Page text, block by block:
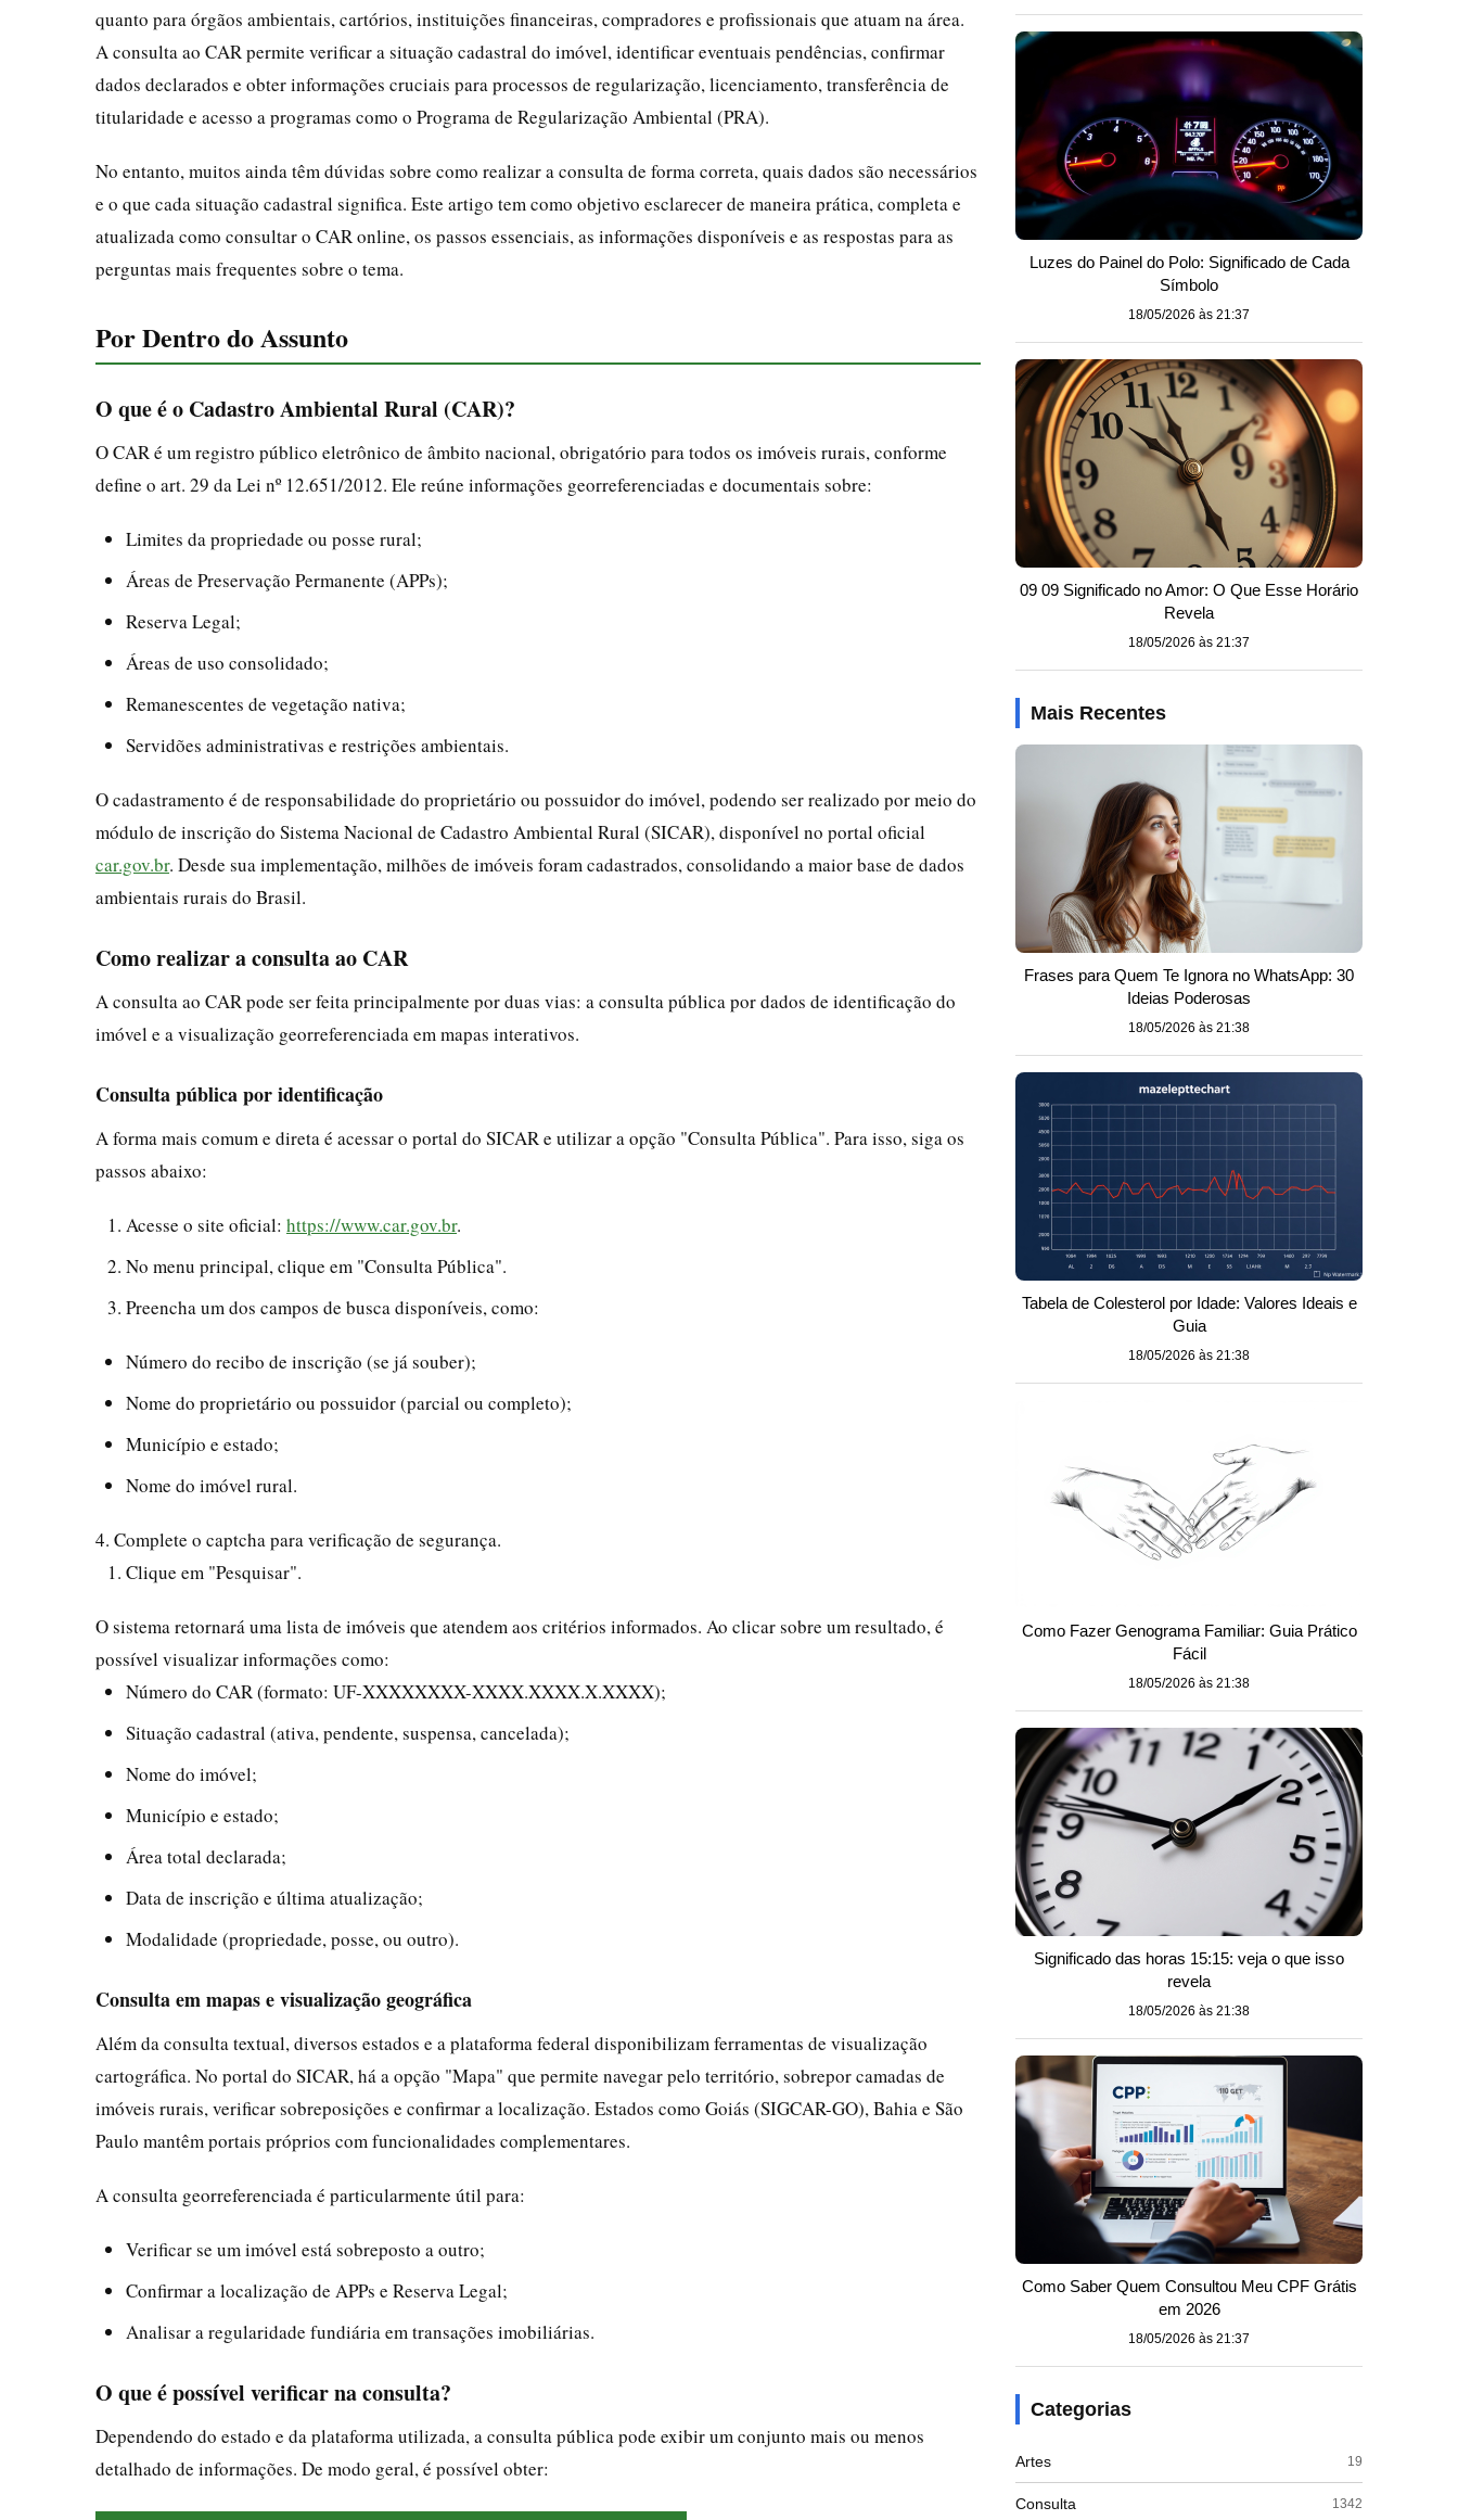
quanto para órgãos ambientais, cartórios, instituições financeiras, compradores e profissionais que atuam na área.
A consulta ao CAR permite verificar a situação cadastral do imóvel, identificar eventuais pendências, confirmar
dados declarados e obter informações cruciais para processos de regularização, licenciamento, transferência de
titularidade e acesso a programas como o Programa de Regularização Ambiental (PRA).
No entanto, muitos ainda têm dúvidas sobre como realizar a consulta de forma correta, quais dados são necessários
e o que cada situação cadastral significa. Este artigo tem como objetivo esclarecer de maneira prática, completa e
atualizada como consultar o CAR online, os passos essenciais, as informações disponíveis e as respostas para as
perguntas mais frequentes sobre o tema.
Por Dentro do Assunto
O que é o Cadastro Ambiental Rural (CAR)?
O CAR é um registro público eletrônico de âmbito nacional, obrigatório para todos os imóveis rurais, conforme
define o art. 29 da Lei nº 12.651/2012. Ele reúne informações georreferenciadas e documentais sobre:
Limites da propriedade ou posse rural;
Áreas de Preservação Permanente (APPs);
Reserva Legal;
Áreas de uso consolidado;
Remanescentes de vegetação nativa;
Servidões administrativas e restrições ambientais.
O cadastramento é de responsabilidade do proprietário ou possuidor do imóvel, podendo ser realizado por meio do
módulo de inscrição do Sistema Nacional de Cadastro Ambiental Rural (SICAR), disponível no portal oficial
car.gov.br. Desde sua implementação, milhões de imóveis foram cadastrados, consolidando a maior base de dados
ambientais rurais do Brasil.
Como realizar a consulta ao CAR
A consulta ao CAR pode ser feita principalmente por duas vias: a consulta pública por dados de identificação do
imóvel e a visualização georreferenciada em mapas interativos.
Consulta pública por identificação
A forma mais comum e direta é acessar o portal do SICAR e utilizar a opção "Consulta Pública". Para isso, siga os
passos abaixo:
Acesse o site oficial: https://www.car.gov.br.
No menu principal, clique em "Consulta Pública".
Preencha um dos campos de busca disponíveis, como:
Número do recibo de inscrição (se já souber);
Nome do proprietário ou possuidor (parcial ou completo);
Município e estado;
Nome do imóvel rural.
4. Complete o captcha para verificação de segurança.
Clique em "Pesquisar".
O sistema retornará uma lista de imóveis que atendem aos critérios informados. Ao clicar sobre um resultado, é
possível visualizar informações como:
Número do CAR (formato: UF-XXXXXXXX-XXXX.XXXX.X.XXXX);
Situação cadastral (ativa, pendente, suspensa, cancelada);
Nome do imóvel;
Município e estado;
Área total declarada;
Data de inscrição e última atualização;
Modalidade (propriedade, posse, ou outro).
Consulta em mapas e visualização geográfica
Além da consulta textual, diversos estados e a plataforma federal disponibilizam ferramentas de visualização
cartográfica. No portal do SICAR, há a opção "Mapa" que permite navegar pelo território, sobrepor camadas de
imóveis rurais, verificar sobreposições e confirmar a localização. Estados como Goiás (SIGCAR-GO), Bahia e São
Paulo mantêm portais próprios com funcionalidades complementares.
A consulta georreferenciada é particularmente útil para:
Verificar se um imóvel está sobreposto a outro;
Confirmar a localização de APPs e Reserva Legal;
Analisar a regularidade fundiária em transações imobiliárias.
O que é possível verificar na consulta?
Dependendo do estado e da plataforma utilizada, a consulta pública pode exibir um conjunto mais ou menos
detalhado de informações. De modo geral, é possível obter:
Luzes do Painel do Polo: Significado de Cada
Símbolo
18/05/2026 às 21:37
09 09 Significado no Amor: O Que Esse Horário
Revela
18/05/2026 às 21:37
Mais Recentes
Frases para Quem Te Ignora no WhatsApp: 30
Ideias Poderosas
18/05/2026 às 21:38
Tabela de Colesterol por Idade: Valores Ideais e
Guia
18/05/2026 às 21:38
Como Fazer Genograma Familiar: Guia Prático
Fácil
18/05/2026 às 21:38
Significado das horas 15:15: veja o que isso
revela
18/05/2026 às 21:38
Como Saber Quem Consultou Meu CPF Grátis
em 2026
18/05/2026 às 21:37
Categorias
Artes 19
Consulta 1342